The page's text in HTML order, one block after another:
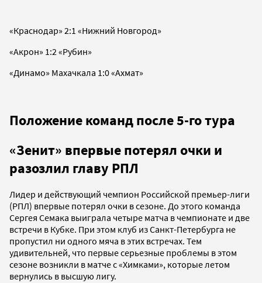
«Краснодар» 2:1 «Нижний Новгород»
«Акрон» 1:2 «Рубин»
«Динамо» Махачкала 1:0 «Ахмат»
Положение команд после 5-го тура
«Зенит» впервые потерял очки и
разозлил главу РПЛ
Лидер и действующий чемпион Российской премьер-лиги
(РПЛ) впервые потерял очки в сезоне. До этого команда
Сергея Семака выиграла четыре матча в чемпионате и две
встречи в Кубке. При этом клуб из Санкт-Петербурга не
пропустил ни одного мяча в этих встречах. Тем
удивительней, что первые серьезные проблемы в этом
сезоне возникли в матче с «Химками», которые летом
вернулись в высшую лигу.